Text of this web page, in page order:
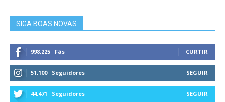
SIGA BOAS NOVAS
998,225 Fãs CURTIR
51,100 Seguidores SEGUIR
44,471 Seguidores SEGUIR